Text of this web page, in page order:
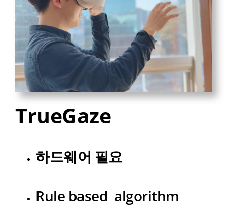
TrueGaze
하드웨어 필요
Rule based algorithm